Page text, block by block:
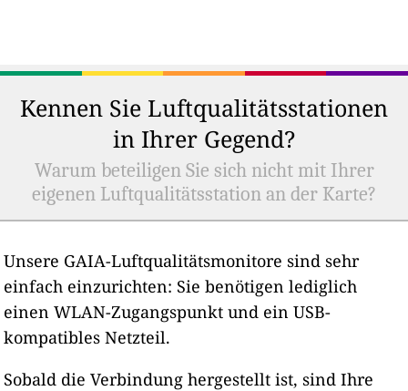
Kennen Sie Luftqualitätsstationen
in Ihrer Gegend?
Warum beteiligen Sie sich nicht mit Ihrer
eigenen Luftqualitätsstation an der Karte?
Unsere GAIA-Luftqualitätsmonitore sind sehr
einfach einzurichten: Sie benötigen lediglich
einen WLAN-Zugangspunkt und ein USB-
kompatibles Netzteil.
Sobald die Verbindung hergestellt ist, sind Ihre